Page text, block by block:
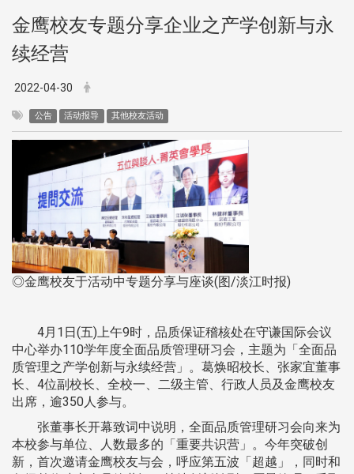
金鹰校友专题分享企业之产学创新与永
续经营
2022-04-30
公告 活动报导 其他校友活动
◎金鹰校友于活动中专题分享与座谈(图/淡江时报)
4月1日(五)上午9时，品质保证稽核处在守谦国际会议
中心举办110学年度全面品质管理研习会，主题为「全面品
质管理之产学创新与永续经营」。葛焕昭校长、张家宜董事
长、4位副校长、全校一、二级主管、行政人员及金鹰校友
出席，逾350人参与。
张董事长开幕致词中说明，全面品质管理研习会向来为
本校参与单位、人数最多的「重要共识营」。今年突破创
新，首次邀请金鹰校友与会，呼应第五波「超越」，同时和